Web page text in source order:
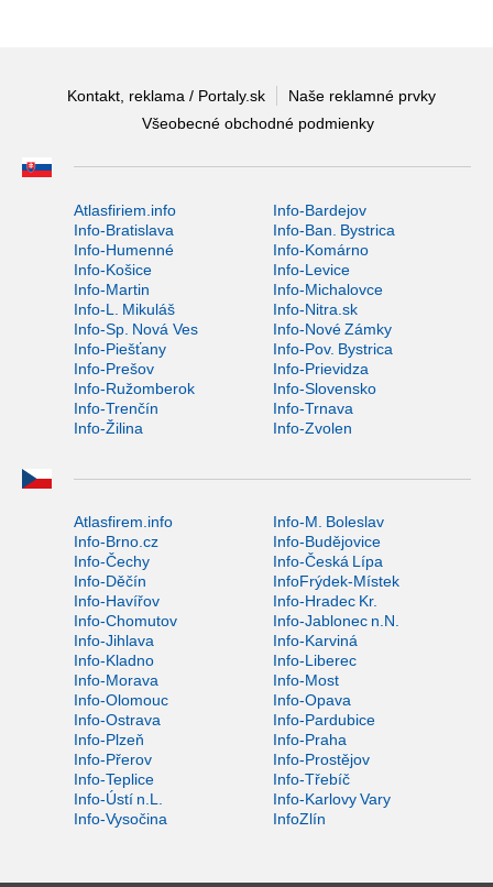
Kontakt, reklama / Portaly.sk
Naše reklamné prvky
Všeobecné obchodné podmienky
Atlasfiriem.info
Info-Bardejov
Info-Bratislava
Info-Ban. Bystrica
Info-Humenné
Info-Komárno
Info-Košice
Info-Levice
Info-Martin
Info-Michalovce
Info-L. Mikuláš
Info-Nitra.sk
Info-Sp. Nová Ves
Info-Nové Zámky
Info-Piešťany
Info-Pov. Bystrica
Info-Prešov
Info-Prievidza
Info-Ružomberok
Info-Slovensko
Info-Trenčín
Info-Trnava
Info-Žilina
Info-Zvolen
Atlasfirem.info
Info-M. Boleslav
Info-Brno.cz
Info-Budějovice
Info-Čechy
Info-Česká Lípa
Info-Děčín
InfoFrýdek-Místek
Info-Havířov
Info-Hradec Kr.
Info-Chomutov
Info-Jablonec n.N.
Info-Jihlava
Info-Karviná
Info-Kladno
Info-Liberec
Info-Morava
Info-Most
Info-Olomouc
Info-Opava
Info-Ostrava
Info-Pardubice
Info-Plzeň
Info-Praha
Info-Přerov
Info-Prostějov
Info-Teplice
Info-Třebíč
Info-Ústí n.L.
Info-Karlovy Vary
Info-Vysočina
InfoZlín